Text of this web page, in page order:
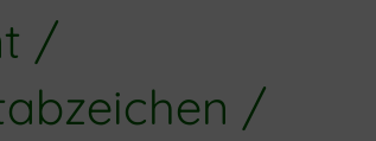
/
/